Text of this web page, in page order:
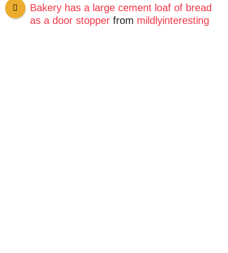
Bakery has a large cement loaf of bread
as a door stopperfrom mildlyinteresting